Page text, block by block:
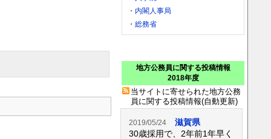
・ 内閣人事局
・総務省
地方公務員に関する投稿情報
2018年度
当サイトに寄せられた地方公務
員に関する投稿情報(自動更新)
2019/05/24
滋賀県
30歳採用で、2年前1年早く